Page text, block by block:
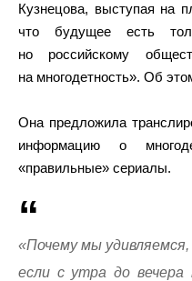
Кузнецова, выступая на
что будущее есть
но российскому
на многодетность». Об
Она предложила
информацию о
«правильные» сериалы.
«Почему мы удивляемся,
если с утра до вечера